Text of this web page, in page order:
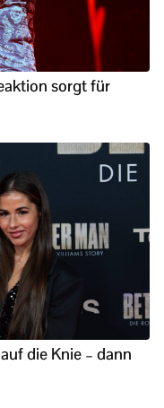
sorgt für
die Knie – dann